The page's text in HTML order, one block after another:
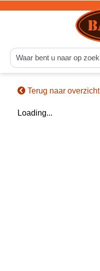
Terug naar overzicht
Loading...